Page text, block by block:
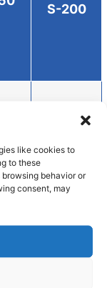
like cookies to
to these
behavior or
consent, may
S-200
450